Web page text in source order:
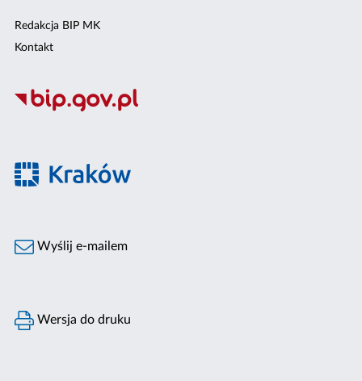
Redakcja BIP MK
Kontakt
Wyślij e-mailem
Wersja do druku